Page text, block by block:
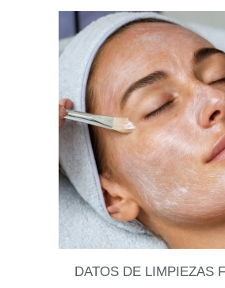
Vuelta a clases, vuelta a la
después del verano el pelo se
caso de
Leer datos
DATOS DE LIMPIEZAS